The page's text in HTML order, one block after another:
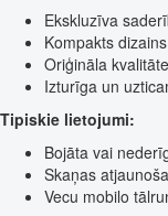
Ekskluzīva
Kompakts
Oriģināla
Izturīga un
Tipiskie lietojumi:
Bojāta vai
Skaņas
Vecu mobilo